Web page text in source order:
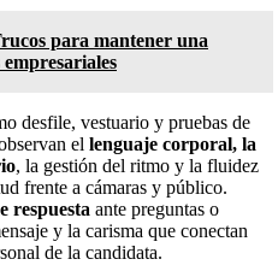
para mantener una
desfile, vestuario y pruebas de
el lenguaje corporal, la
, la gestión del ritmo y la fluidez
frente a cámaras y público.
respuesta ante preguntas o
y la carisma que conectan
de la candidata.